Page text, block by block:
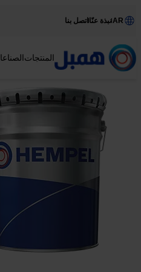
AR نبذة عنّا اتصل بنا
المنتجات